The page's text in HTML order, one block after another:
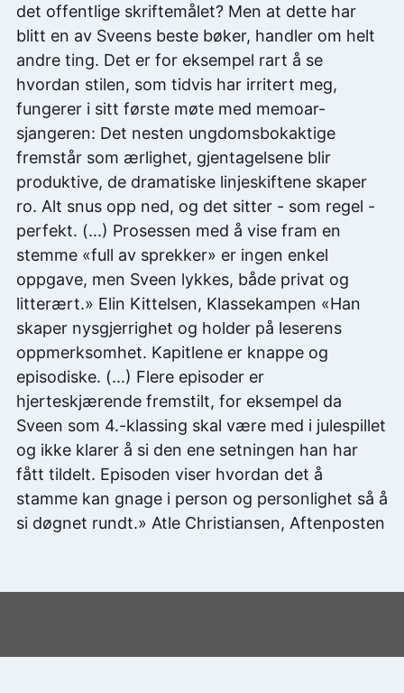
det offentlige skriftemålet? Men at dette har
blitt en av Sveens beste bøker, handler om helt
andre ting. Det er for eksempel rart å se
hvordan stilen, som tidvis har irritert meg,
fungerer i sitt første møte med memoar-
sjangeren: Det nesten ungdomsbokaktige
fremstår som ærlighet, gjentagelsene blir
produktive, de dramatiske linjeskiftene skaper
ro. Alt snus opp ned, og det sitter - som regel -
perfekt. (...) Prosessen med å vise fram en
stemme «full av sprekker» er ingen enkel
oppgave, men Sveen lykkes, både privat og
litterært.» Elin Kittelsen, Klassekampen «Han
skaper nysgjerrighet og holder på leserens
oppmerksomhet. Kapitlene er knappe og
episodiske. (...) Flere episoder er
hjerteskjærende fremstilt, for eksempel da
Sveen som 4.-klassing skal være med i julespillet
og ikke klarer å si den ene setningen han har
fått tildelt. Episoden viser hvordan det å
stamme kan gnage i person og personlighet så å
si døgnet rundt.» Atle Christiansen, Aftenposten